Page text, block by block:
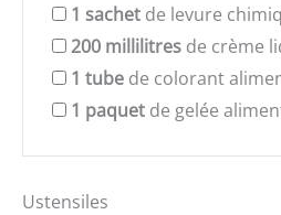
1 sachet de levure
200 millilitres de crème
1 tube de colorant
1 paquet de gelée
Ustensiles